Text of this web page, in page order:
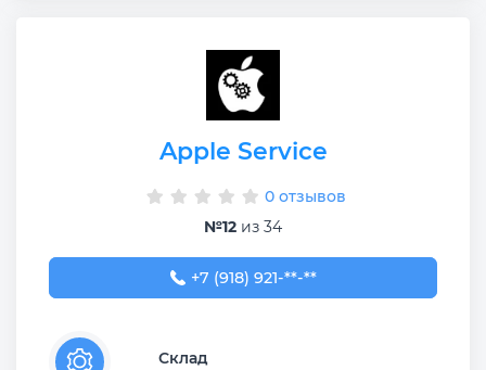
Apple Service
0 отзывов
№12 из 34
+7 (918) 921-88-89
+7 (918) 921-**-**
Склад